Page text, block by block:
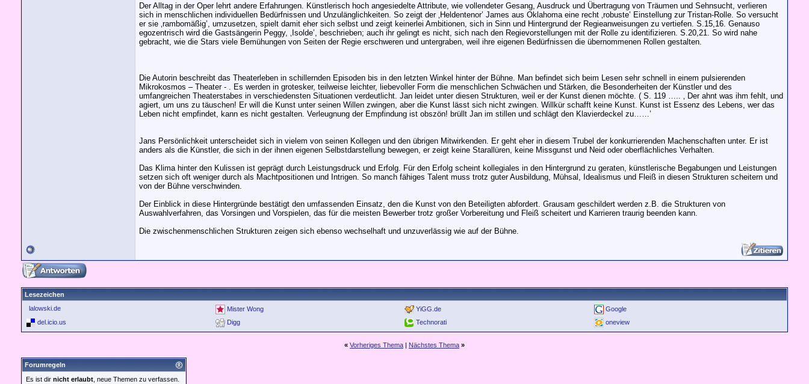
Der Alltag in der Oper lehrt andere Erfahrungen. Künstlerisch hoch angesiedelte Attribute, wie vollendeter Gesang, Ausdruck und Übertragung von Träumen und Sehnsucht, verlieren
sich in menschlichen individuellen Bedürfnissen und Unzulänglichkeiten. So zeigt der ‚Heldentenor’ James aus Oklahoma eine recht ‚robuste’ Einstellung zur Tristan-Rolle. So versucht
er sie ‚rambomäßig’, umzusetzen, spielt damit eher sich selbst und zeigt keinerlei Ambitionen, sich in Sinn und Hintergrund der Regieanweisungen zu vertiefen. S.15,16. Genauso
egozentrisch wird die Gastsängerin Peggy, ‚Isolde’, beschrieben; auch ihr gelingt es nicht, sich nach den Regievorstellungen mit der Rolle zu identifizieren. S.20,21. So wird nahe
gebracht, wie die Stars viele Bemühungen von Seiten der Regie erschweren und untergraben, weil ihre eigenen Bedürfnissen die übernommenen Rollen gestalten.
Die Autorin beschreibt das Theaterleben in schillernden Episoden bis in den letzten Winkel hinter der Bühne. Man befindet sich beim Lesen sehr schnell in einem pulsierenden
Mikrokosmos – Theater - . Es werden in grotesker, teilweise leichter, liebevoller Form die menschlichen Schwächen und Stärken, die Besonderheiten der Künstler und des
umfangreichen Theaterstabes in verschiedensten Situationen verdeutlicht. Jan leidet unter diesen Strukturen, weil er der Kunst dienen möchte. ( S. 119 ….. ‚ Der ahnt was ihm fehlt, und
agiert, um uns zu täuschen! Er will die Kunst unter seinen Willen zwingen, aber die Kunst lässt sich nicht zwingen. Willkür schafft keine Kunst. Kunst ist Essenz des Lebens, wer das
Leben nicht empfindet, kann es nicht gestalten. Verleugnung der Empfindung ist obszön! brüllt Jan im stillen und schlägt den Klavierdeckel zu……’
Jans Persönlichkeit unterscheidet sich in vielem von seinen Kollegen und den übrigen Mitwirkenden. Er geht eher in diesem Trubel der konkurrierenden Machenschaften unter. Er ist
anders als die Künstler, die sich in der ihnen eigenen Selbstdarstellung bewegen, er zeigt keine Starallüren, keine Missgunst und Neid oder oberflächliches Verhalten.
Das Klima hinter den Kulissen ist geprägt durch Leistungsdruck und Erfolg. Für den Erfolg scheint kollegiales in den Hintergrund zu geraten, künstlerische Begabungen und Leistungen
setzen sich oft weniger durch als Machtpositionen und Intrigen. So manch fähiges Talent muss trotz guter Ausbildung, Mühsal, Idealismus und Fleiß in diesen Strukturen scheitern und
von der Bühne verschwinden.
Der Einblick in diese Hintergründe bestätigt den umfassenden Einsatz, den die Kunst von den Beteiligten abfordert. Grausam geschildert werden z.B. die Strukturen von
Auswahlverfahren, das Vorsingen und Vorspielen, das für die meisten Bewerber trotz großer Vorbereitung und Fleiß scheitert und Karrieren traurig beenden kann.
Die zwischenmenschlichen Strukturen zeigen sich ebenso wechselhaft und unzuverlässig wie auf der Bühne.
Lesezeichen
lalowski.de
Mister Wong YiGG.de
Google
del.icio.us
Digg Technorati oneview
« Vorheriges Thema | Nächstes Thema »
Forumregeln
Es ist dir nicht erlaubt , neue Themen zu verfassen.